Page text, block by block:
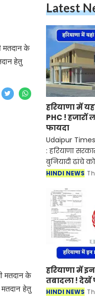
मतदान के
हेतु
मतदान के
हेतु
Latest
हरियाणा में
PHC ! हजारों
फायदा
Udaipur
: हरियाणा
बुनियादी ढांचे
की दिशा में एक
HINDI NEWS
हरियाणा में
तबादला ! देखें
HINDI NEWS